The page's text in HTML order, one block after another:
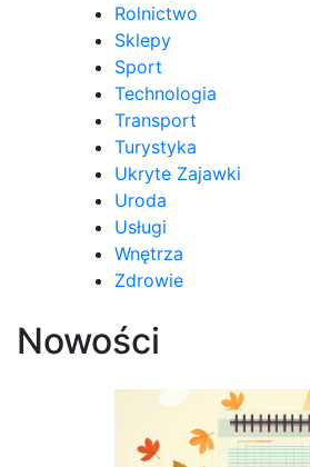
Rolnictwo
Sklepy
Sport
Technologia
Transport
Turystyka
Ukryte Zajawki
Uroda
Usługi
Wnętrza
Zdrowie
Nowości